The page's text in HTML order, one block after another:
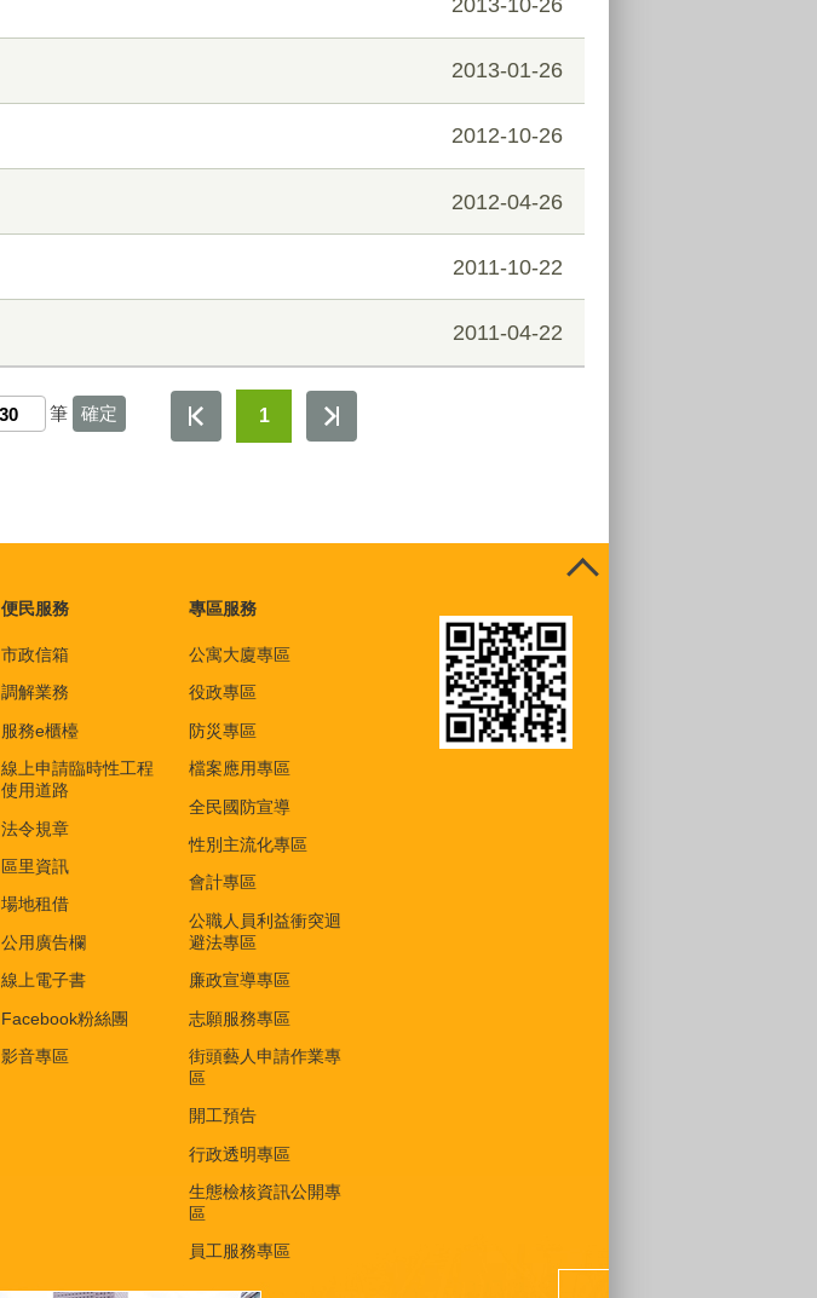
2013-10-26
2013-01-26
2012-10-26
2012-04-26
2011-10-22
2011-04-22
筆 1
便民服務
市政信箱
調解業務
服務e櫃檯
線上申請臨時性工程
使用道路
法令規章
區里資訊
場地租借
公用廣告欄
線上電子書
Facebook粉絲團
影音專區
專區服務
公寓大廈專區
役政專區
防災專區
檔案應用專區
全民國防宣導
性別主流化專區
會計專區
公職人員利益衝突迴
避法專區
廉政宣導專區
志願服務專區
街頭藝人申請作業專
區
開工預告
行政透明專區
生態檢核資訊公開專
區
員工服務專區